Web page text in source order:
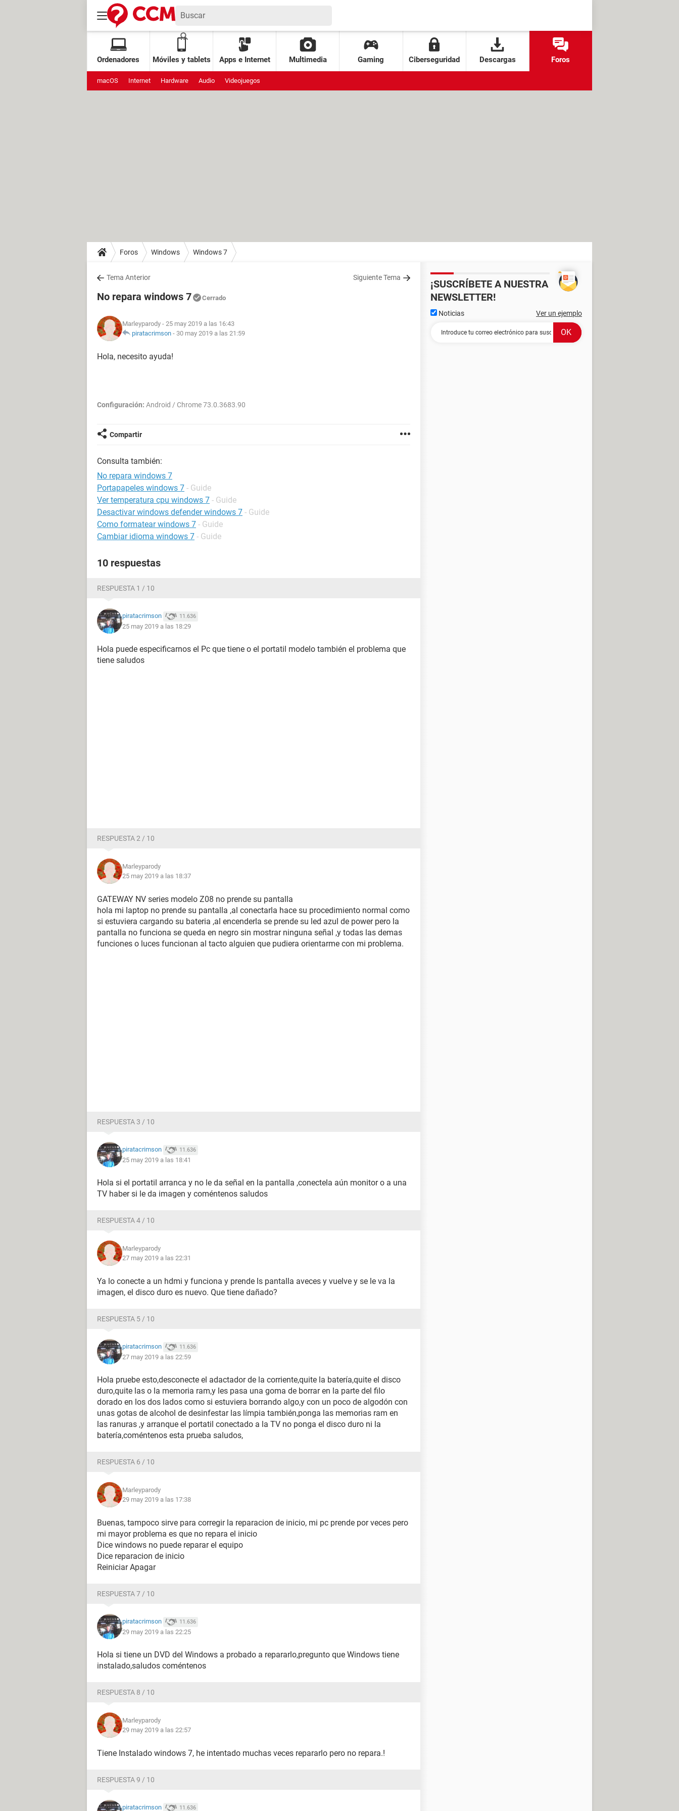
Ordenadores Móviles y tablets Apps e Internet Multimedia Gaming Ciberseguridad Descargas Foros
macOS Internet Hardware Audio Videojuegos
Foros Windows Windows 7
Tema Anterior Siguiente Tema
No repara windows 7 Cerrado
Marleyparody - 25 may 2019 a las 16:43
piratacrimson - 30 may 2019 a las 21:59
Hola, necesito ayuda!
Configuración: Android / Chrome 73.0.3683.90
Compartir
Consulta también:
No repara windows 7
Portapapeles windows 7 - Guide
Ver temperatura cpu windows 7 - Guide
Desactivar windows defender windows 7 - Guide
Como formatear windows 7 - Guide
Cambiar idioma windows 7 - Guide
10 respuestas
RESPUESTA 1 / 10
piratacrimson 11.636
25 may 2019 a las 18:29
Hola puede especificarnos el Pc que tiene o el portatil modelo también el problema que
tiene saludos
RESPUESTA 2 / 10
Marleyparody
25 may 2019 a las 18:37
GATEWAY NV series modelo Z08 no prende su pantalla
hola mi laptop no prende su pantalla ,al conectarla hace su procedimiento normal como
si estuviera cargando su bateria ,al encenderla se prende su led azul de power pero la
pantalla no funciona se queda en negro sin mostrar ninguna señal ,y todas las demas
funciones o luces funcionan al tacto alguien que pudiera orientarme con mi problema.
RESPUESTA 3 / 10
piratacrimson 11.636
25 may 2019 a las 18:41
Hola si el portatil arranca y no le da señal en la pantalla ,conectela aún monitor o a una
TV haber si le da imagen y coméntenos saludos
RESPUESTA 4 / 10
Marleyparody
27 may 2019 a las 22:31
Ya lo conecte a un hdmi y funciona y prende ls pantalla aveces y vuelve y se le va la
imagen, el disco duro es nuevo. Que tiene dañado?
RESPUESTA 5 / 10
piratacrimson 11.636
27 may 2019 a las 22:59
Hola pruebe esto,desconecte el adactador de la corriente,quite la batería,quite el disco
duro,quite las o la memoria ram,y les pasa una goma de borrar en la parte del filo
dorado en los dos lados como si estuviera borrando algo,y con un poco de algodón con
unas gotas de alcohol de desinfestar las límpia también,ponga las memorias ram en
las ranuras ,y arranque el portatil conectado a la TV no ponga el disco duro ni la
batería,coméntenos esta prueba saludos,
RESPUESTA 6 / 10
Marleyparody
29 may 2019 a las 17:38
Buenas, tampoco sirve para corregir la reparacion de inicio, mi pc prende por veces pero
mi mayor problema es que no repara el inicio
Dice windows no puede reparar el equipo
Dice reparacion de inicio
Reiniciar Apagar
RESPUESTA 7 / 10
piratacrimson 11.636
29 may 2019 a las 22:25
Hola si tiene un DVD del Windows a probado a repararlo,pregunto que Windows tiene
instalado,saludos coméntenos
RESPUESTA 8 / 10
Marleyparody
29 may 2019 a las 22:57
Tiene Instalado windows 7, he intentado muchas veces repararlo pero no repara.!
RESPUESTA 9 / 10
piratacrimson 11.636
¡SUSCRÍBETE A NUESTRA
NEWSLETTER!
Noticias Ver un ejemplo